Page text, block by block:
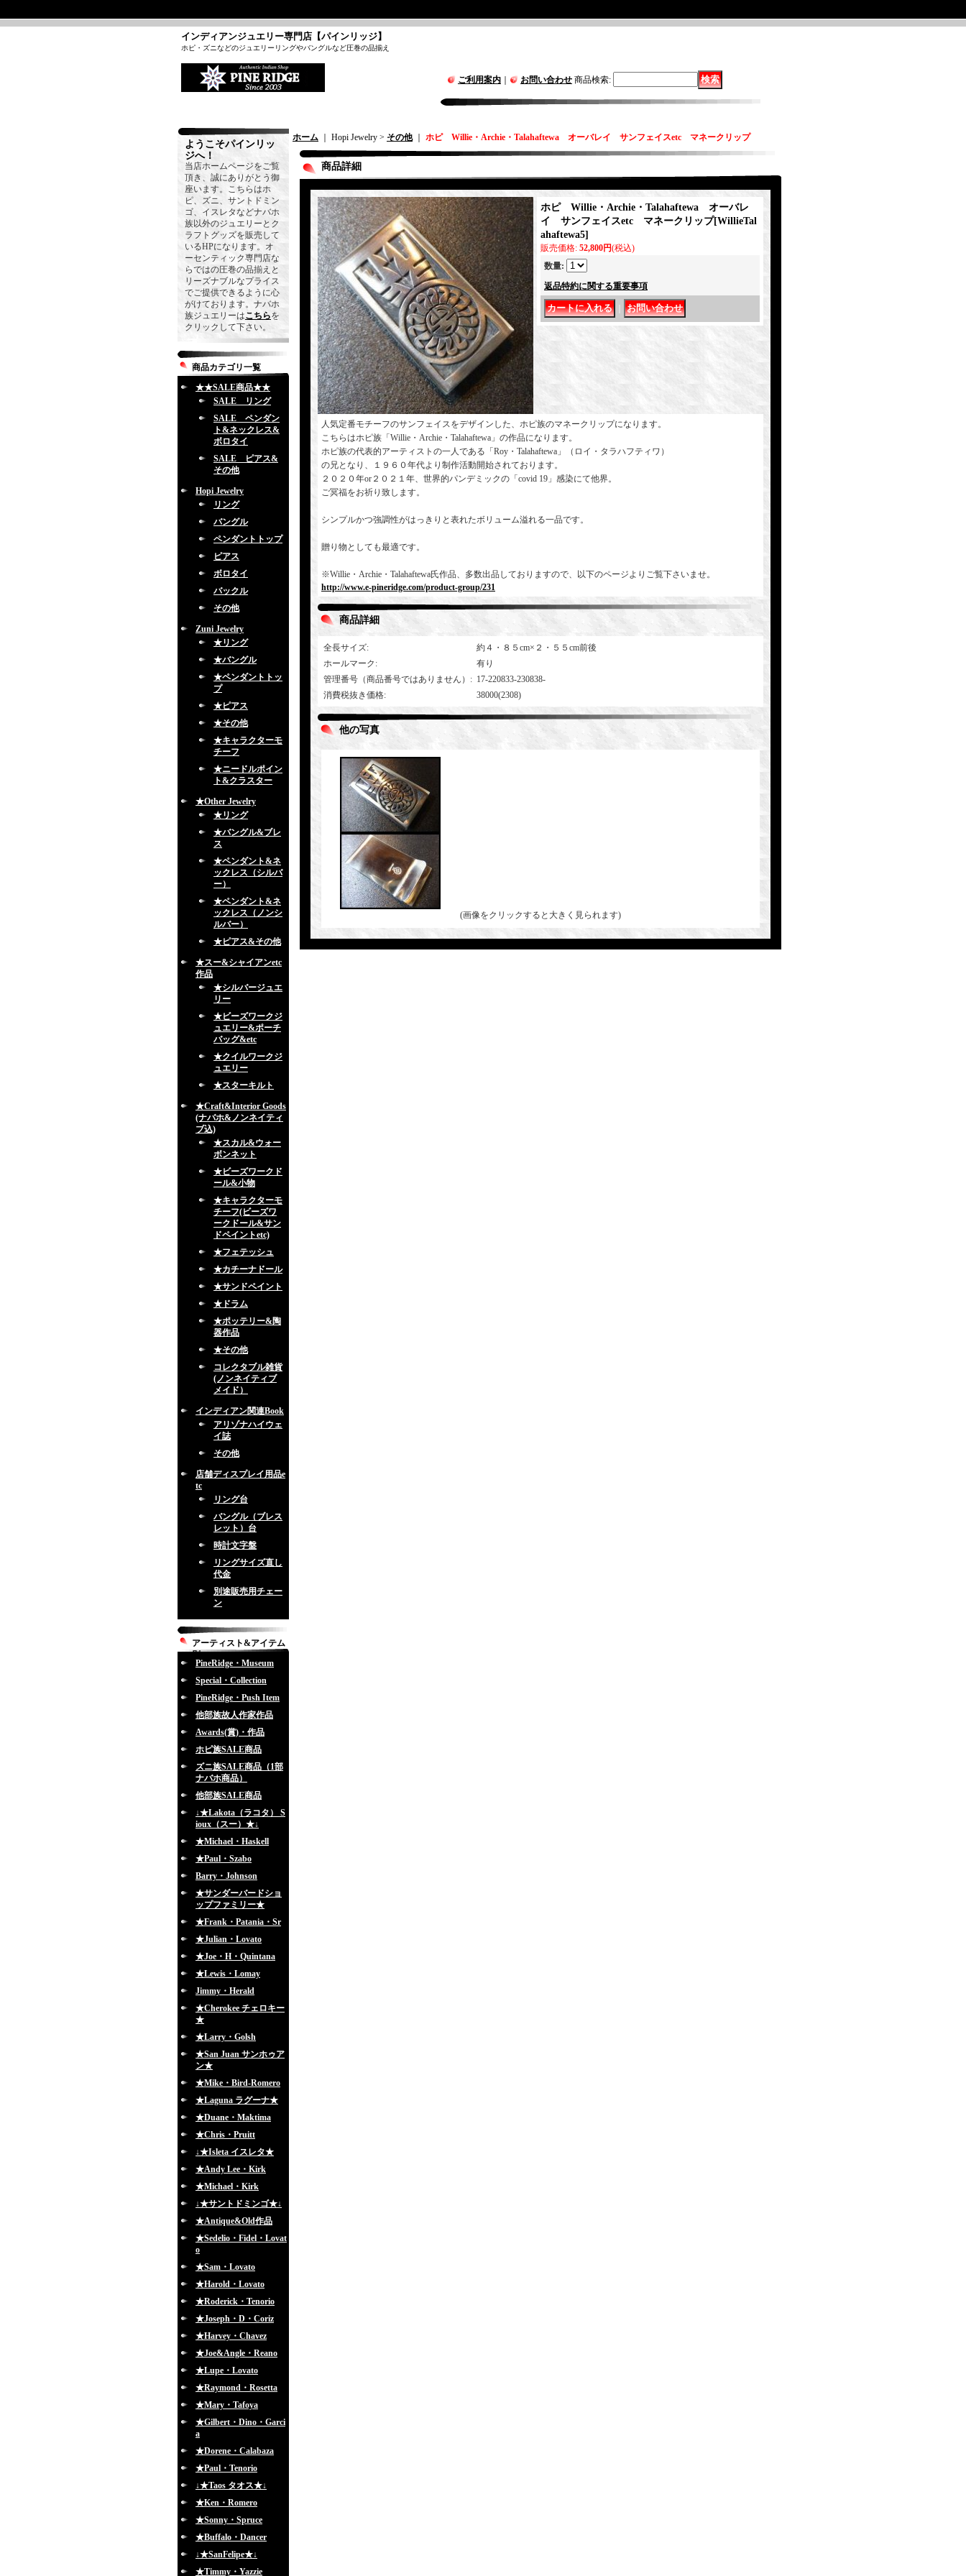
インディアンジュエリー専門店【パインリッジ】
ホピ・ズニなどのジュエリーリングやバングルなど圧巻の品揃え
ご利用案内 お問い合わせ 商品検索:
ようこそパインリッ
ジへ！
当店ホームページをご覧
頂き、誠にありがとう御
座います。こちらはホ
ピ、ズニ、サントドミン
ゴ、イスレタなどナバホ
族以外のジュエリーとク
ラフトグッズを販売して
いるHPになります。オ
ーセンティック専門店な
らではの圧巻の品揃えと
リーズナブルなプライス
でご提供できるように心
がけております。ナバホ
族ジュエリーはこちらを
クリックして下さい。
商品カテゴリ一覧
★★SALE商品★★
SALE リング
SALE ペンダン
ト&ネックレス&
ボロタイ
SALE ピアス&
その他
Hopi Jewelry
リング
バングル
ペンダントトップ
ピアス
ボロタイ
バックル
その他
Zuni Jewelry
★リング
★バングル
★ペンダントトッ
プ
★ピアス
★その他
★キャラクターモ
チーフ
★ニードルポイン
ト&クラスター
★Other Jewelry
★リング
★バングル&ブレ
ス
★ペンダント&ネ
ックレス（シルバ
ー）
★ペンダント&ネ
ックレス（ノンシ
ルバー）
★ピアス&その他
★スー&シャイアンetc
作品
★シルバージュエ
リー
★ビーズワークジ
ュエリー&ポーチ
バッグ&etc
★クイルワークジ
ュエリー
★スターキルト
★Craft&Interior Goods
(ナバホ&ノンネイティ
ブ込)
★スカル&ウォー
ボンネット
★ビーズワークド
ール&小物
★キャラクターモ
チーフ(ビーズワ
ークドール&サン
ドペイントetc)
★フェテッシュ
★カチーナドール
★サンドペイント
★ドラム
★ポッテリー&陶
器作品
★その他
コレクタブル雑貨
(ノンネイティブ
メイド）
インディアン関連Book
アリゾナハイウェ
イ誌
その他
店舗ディスプレイ用品e
tc
リング台
バングル（ブレス
レット）台
時計文字盤
リングサイズ直し
代金
別途販売用チェー
ン
アーティスト&アイテム
別
PineRidge・Museum
Special・Collection
PineRidge・Push Item
他部族故人作家作品
Awards(賞)・作品
ホピ族SALE商品
ズニ族SALE商品（1部
ナバホ商品）
他部族SALE商品
↓★Lakota（ラコタ） S
ioux（スー）★↓
★Michael・Haskell
★Paul・Szabo
Barry・Johnson
★サンダーバードショ
ップファミリー★
★Frank・Patania・Sr
★Julian・Lovato
★Joe・H・Quintana
★Lewis・Lomay
Jimmy・Herald
★Cherokee チェロキー
★
★Larry・Golsh
★San Juan サンホゥア
ン★
★Mike・Bird-Romero
★Laguna ラグーナ★
★Duane・Maktima
★Chris・Pruitt
↓★Isleta イスレタ★
★Andy Lee・Kirk
★Michael・Kirk
↓★サントドミンゴ★↓
★Antique&Old作品
★Sedelio・Fidel・Lovat
o
★Sam・Lovato
★Harold・Lovato
★Roderick・Tenorio
★Joseph・D・Coriz
★Harvey・Chavez
★Joe&Angle・Reano
★Lupe・Lovato
★Raymond・Rosetta
★Mary・Tafoya
★Gilbert・Dino・Garci
a
★Dorene・Calabaza
★Paul・Tenorio
↓★Taos タオス★↓
★Ken・Romero
★Sonny・Spruce
★Buffalo・Dancer
↓★SanFelipe★↓
★Timmy・Yazzie
ホーム ｜ Hopi Jewelry > その他｜ ホピ Willie・Archie・Talahaftewa オーバレイ サンフェイスetc マネークリップ
商品詳細
ホピ Willie・Archie・Talahaftewa オーバレ
イ サンフェイスetc マネークリップ[WillieTal
ahaftewa5]
販売価格: 52,800円(税込)
数量:
返品特約に関する重要事項
人気定番モチーフのサンフェイスをデザインした、ホピ族のマネークリップになります。
こちらはホピ族「Willie・Archie・Talahaftewa」の作品になります。
ホピ族の代表的アーティストの一人である「Roy・Talahaftewa」（ロイ・タラハフティワ）
の兄となり、１９６０年代より制作活動開始されております。
２０２０年or２０２１年、世界的パンデミックの「covid 19」感染にて他界。
ご冥福をお祈り致します。
シンプルかつ強調性がはっきりと表れたボリューム溢れる一品です。
贈り物としても最適です。
※Willie・Archie・Talahaftewa氏作品、多数出品しておりますので、以下のページよりご覧下さいませ。
http://www.e-pineridge.com/product-group/231
商品詳細
全長サイズ:
約４・８５cm×２・５５cm前後
ホールマーク :
有り
管理番号（商品番号ではありません） : 17-220833-230838-
消費税抜き価格: 38000(2308)
他の写真
(画像をクリックすると大きく見られます)